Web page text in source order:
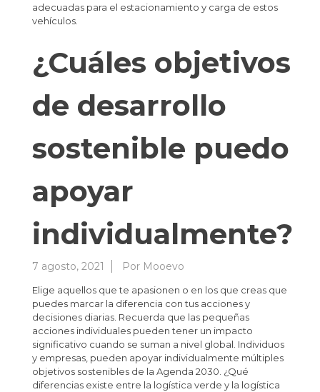
adecuadas para el estacionamiento y carga de estos
vehículos.
¿Cuáles objetivos
de desarrollo
sostenible puedo
apoyar
individualmente?
7 agosto, 2021 Por Mooevo
Elige aquellos que te apasionen o en los que creas que
puedes marcar la diferencia con tus acciones y
decisiones diarias. Recuerda que las pequeñas
acciones individuales pueden tener un impacto
significativo cuando se suman a nivel global. Individuos
y empresas, pueden apoyar individualmente múltiples
objetivos sostenibles de la Agenda 2030. ¿Qué
diferencias existe entre la logística verde y la logística